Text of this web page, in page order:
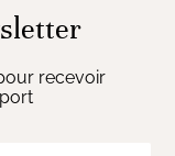
recevoir